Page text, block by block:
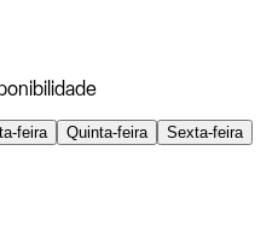
feira Quinta-feira
Sexta-feira